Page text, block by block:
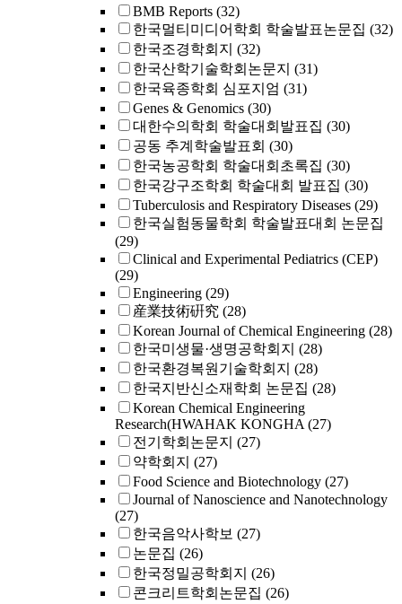
BMB Reports (32)
한국멀티미디어학회 학술발표논문집 (32)
한국조경학회지 (32)
한국산학기술학회논문지 (31)
한국육종학회 심포지엄 (31)
Genes & Genomics (30)
대한수의학회 학술대회발표집 (30)
공동 추계학술발표회 (30)
한국농공학회 학술대회초록집 (30)
한국강구조학회 학술대회 발표집 (30)
Tuberculosis and Respiratory Diseases (29)
한국실험동물학회 학술발표대회 논문집
(29)
Clinical and Experimental Pediatrics (CEP)
(29)
Engineering (29)
産業技術硏究 (28)
Korean Journal of Chemical Engineering (28)
한국미생물·생명공학회지 (28)
한국환경복원기술학회지 (28)
한국지반신소재학회 논문집 (28)
Korean Chemical Engineering
Research(HWAHAK KONGHA (27)
전기학회논문지 (27)
약학회지 (27)
Food Science and Biotechnology (27)
Journal of Nanoscience and Nanotechnology
(27)
한국음악사학보 (27)
논문집 (26)
한국정밀공학회지 (26)
콘크리트학회논문집 (26)